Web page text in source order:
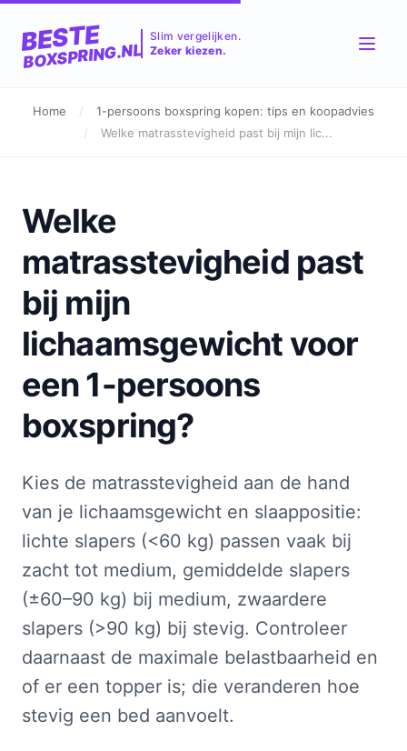
BESTE
BOXSPRING.NL
Slim vergelijken.
Zeker kiezen.
Home /
1-persoons boxspring kopen: tips en koopadvies
/
Welke matrasstevigheid past bij mijn lic...
Welke
matrasstevigheid past
bij mijn
lichaamsgewicht voor
een 1-persoons
boxspring?
Kies de matrasstevigheid aan de hand
van je lichaamsgewicht en slaappositie:
lichte slapers (<60 kg) passen vaak bij
zacht tot medium, gemiddelde slapers
(±60–90 kg) bij medium, zwaardere
slapers (>90 kg) bij stevig. Controleer
daarnaast de maximale belastbaarheid en
of er een topper is; die veranderen hoe
stevig een bed aanvoelt.